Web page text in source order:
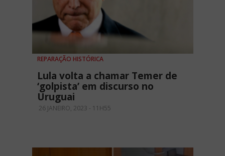
REPARAÇÃO HISTÓRICA
Lula volta a chamar Temer de
‘golpista’ em discurso no
Uruguai
26 JANEIRO, 2023 - 11H55